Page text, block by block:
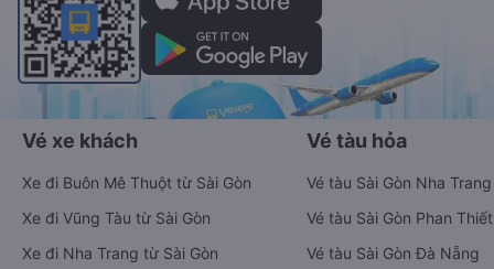
Vé xe khách
Xe đi Buôn Mê Thuột từ Sài Gòn
Xe đi Vũng Tàu từ Sài Gòn
Xe đi Nha Trang từ Sài Gòn
Vé tàu hỏa
Vé tàu Sài Gòn Nha Trang
Vé tàu Sài Gòn Phan Thiết
Vé tàu Sài Gòn Đà Nẵng